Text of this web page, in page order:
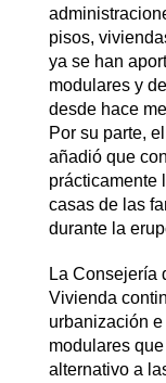
pisos,
ya se han
modulares y
desde hace
Por su parte,
añadió que
prácticamente
casas de las
durante la
La Consejería
Vivienda
urbanización
modulares
alternativo a